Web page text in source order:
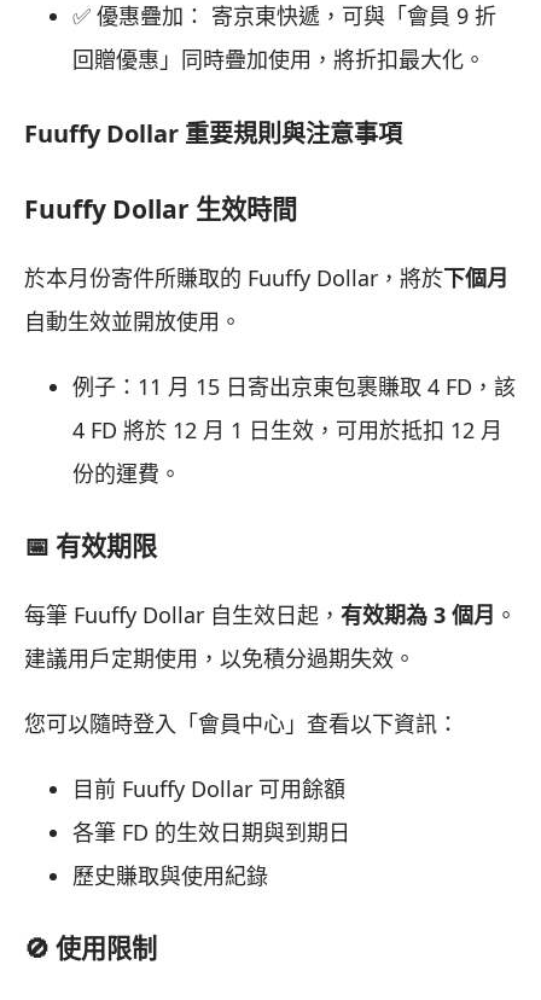
✅ 優惠疊加： 寄京東快遞，可與「會員 9 折
回贈優惠」同時疊加使用，將折扣最大化。
Fuuffy Dollar 重要規則與注意事項
Fuuffy Dollar 生效時間
於本月份寄件所賺取的 Fuuffy Dollar，將於下個月
自動生效並開放使用。
例子：11 月 15 日寄出京東包裹賺取 4 FD，該
4 FD 將於 12 月 1 日生效，可用於抵扣 12 月
份的運費。
📅 有效期限
每筆 Fuuffy Dollar 自生效日起， 有效期為 3 個月 。
建議用戶定期使用，以免積分過期失效。
您可以隨時登入「會員中心」查看以下資訊：
目前 Fuuffy Dollar 可用餘額
各筆 FD 的生效日期與到期日
歷史賺取與使用紀錄
🚫 使用限制